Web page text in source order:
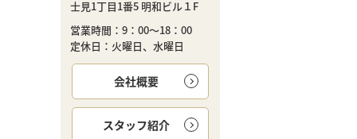
士見1丁目1番5 明和ビル１F
営業時間：9：00～18：00
定休日：火曜日、水曜日
会社概要
スタッフ紹介